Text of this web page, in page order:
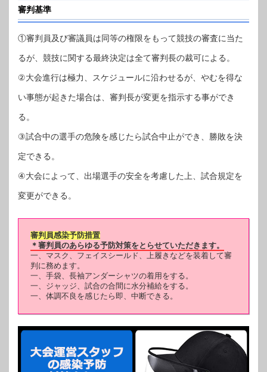
審判基準
①審判員及び審議員は同等の権限をもって競技の審査に当た
るが、競技に関する最終決定は全て審判長の裁可による。
②大会進行は極力、スケジュールに沿わせるが、やむを得な
い事態が起きた場合は、審判長が変更を指示する事ができ
る。
③試合中の選手の危険を感じたら試合中止ができ、勝敗を決
定できる。
④大会によって、出場選手の安全を考慮した上、試合規定を
変更ができる。
審判員感染予防措置
＊審判員のあらゆる予防対策をとらせていただきます。
一、マスク、フェイスシールド、上履きなどを装着して審
判に務めます。
一、手袋、長袖アンダーシャツの着用をする。
一、ジャッジ、試合の合間に水分補給をする。
一、体調不良を感じたら即、中断できる。